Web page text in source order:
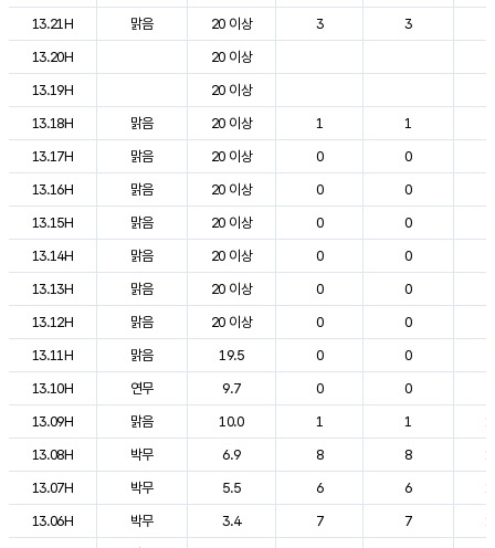
13.21H
맑음 20 이상 3 3
13.20H
20 이상
13.19H
20 이상
13.18H
맑음 20 이상 1 1
13.17H
맑음 20 이상 0 0
13.16H
맑음 20 이상 0 0
13.15H
맑음 20 이상 0 0
13.14H
맑음 20 이상 0 0
13.13H
맑음 20 이상 0 0
13.12H
맑음 20 이상 0 0
13.11H
맑음 19.5 0 0
13.10H
연무 9.7 0 0
13.09H
맑음 10.0 1 1
13.08H
박무 6.9 8 8
13.07H
박무 5.5 6 6
13.06H
박무 3.4 7 7